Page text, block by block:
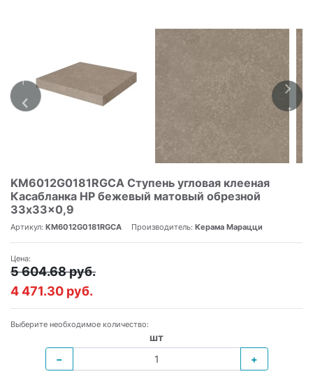
KM6012G0181RGCA Ступень угловая клееная
Касабланка HP бежевый матовый обрезной
33x33x0,9
Артикул: KM6012G0181RGCA Производитель: Керама Марацци
Цена:
5 604.68 руб.
4 471.30 руб.
Выберите необходимое количество:
шт
−
+